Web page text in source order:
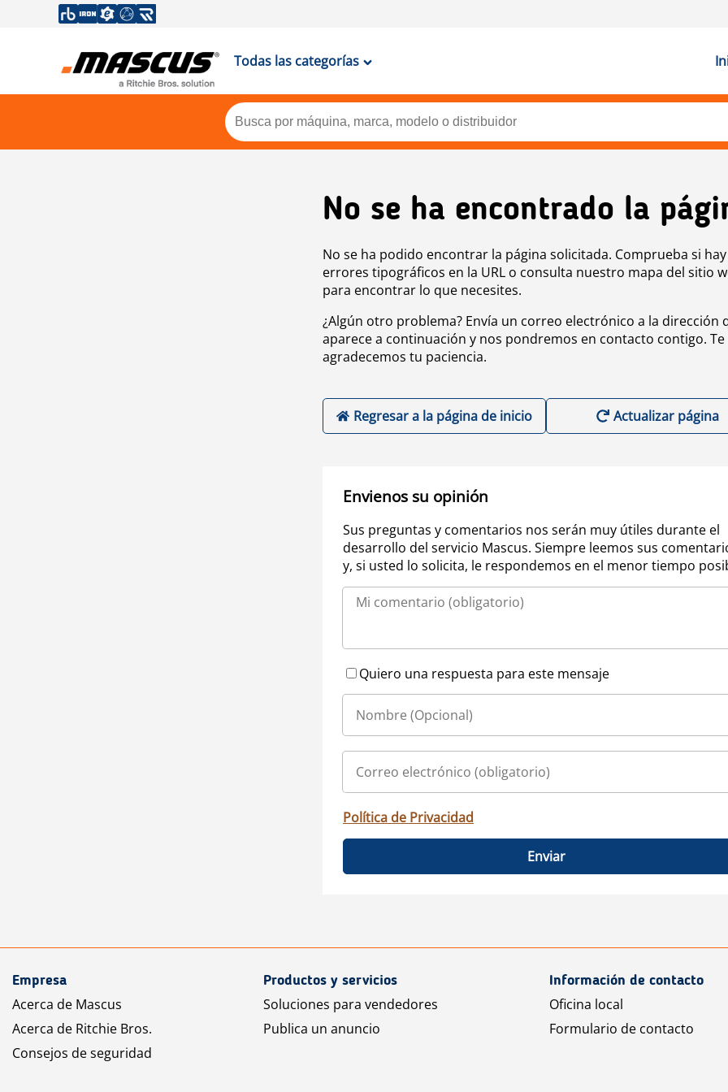
Todas las categorías
No se ha encontrado la
No se ha podido encontrar la página solicitada. Comprueba si hay
errores tipográficos en la URL o consulta nuestro mapa del sitio
para encontrar lo que necesites.
¿Algún otro problema? Envía un correo electrónico a la dirección
aparece a continuación y nos pondremos en contacto contigo. Te
agradecemos tu paciencia.
Regresar a la página de inicio Actualizar página
Envienos su opinión
Sus preguntas y comentarios nos serán muy útiles durante el
desarrollo del servicio Mascus. Siempre leemos sus
y, si usted lo solicita, le respondemos en el menor tiempo
Quiero una respuesta para este mensaje
Política de Privacidad
Enviar
Empresa
Acerca de Mascus
Acerca de Ritchie Bros.
Consejos de seguridad
Productos y servicios
Soluciones para vendedores
Publica un anuncio
Información de contacto
Oficina local
Formulario de contacto